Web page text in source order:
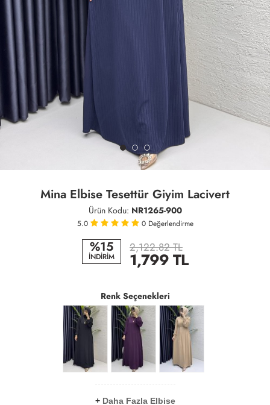
Mina Elbise Tesettür Giyim Lacivert
Ürün Kodu: NR1265-900
5.0 0 Değerlendirme
%15
İNDİRİM
2,122.82 TL
1,799TL
Renk Seçenekleri
+ Daha Fazla Elbise